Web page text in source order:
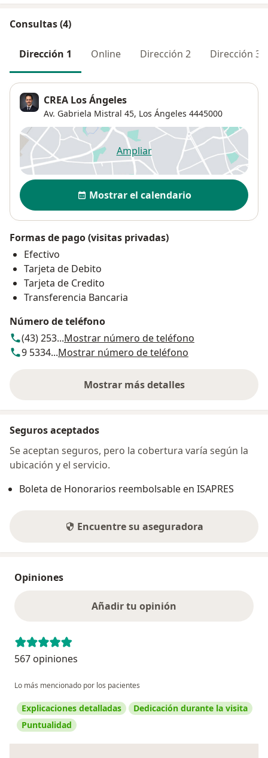
Consultas (4)
Dirección 1 Online Dirección 2 Dirección 3
CREA Los Ángeles
Av. Gabriela Mistral 45, Los Ángeles 4445000
Ampliarse abre en una nueva
Disponibilidad
Mostrar el calendario
Formas de pago (visitas privadas)
Efectivo
Tarjeta de Debito
Tarjeta de Credito
Transferencia Bancaria
Número de teléfono
(43) 253...Mostrar número de teléfono
9 5334...Mostrar número de teléfono
Mostrar más detalles
sobre la dirección
Seguros aceptados
Se aceptan seguros, pero la cobertura varía según la
ubicación y el servicio.
Boleta de Honorarios reembolsable en ISAPRES
Encuentre su aseguradora
Opiniones
Añadir tu opinión
567 opiniones
Lo más mencionado por los pacientes
Explicaciones detalladas
Dedicación durante la visita
Puntualidad